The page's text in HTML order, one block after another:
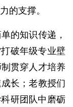
的支撑。
的知识传递，
破年级专业壁
贯穿人才培养
长；老教授们
研团队中磨砺